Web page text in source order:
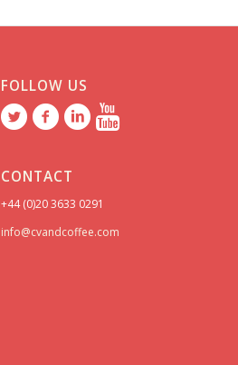
FOLLOW US
CONTACT
+44 (0)20 3633 0291
info@cvandcoffee.com